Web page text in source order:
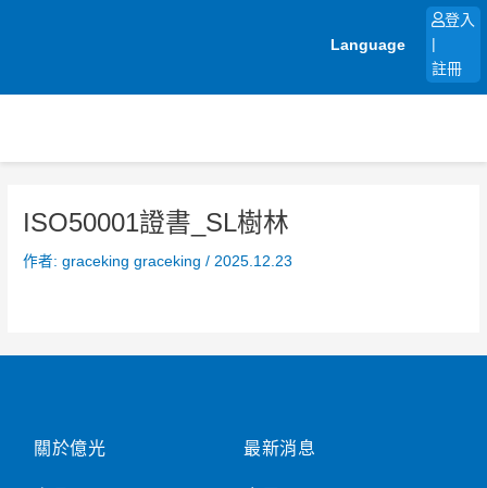
Language
登入
註冊
ISO50001證書_SL樹林
作者:graceking graceking/ 2025.12.23
關於億光 最新消息